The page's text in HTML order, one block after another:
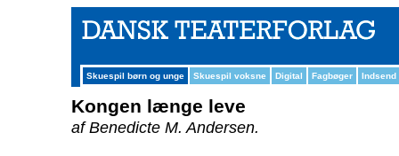
Skuespil børn og unge Skuespil voksne Digital Fagbøger Indsend
Kongen længe leve
af Benedicte M. Andersen.